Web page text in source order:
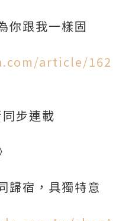
你跟我一樣固
article/162
步連載
歸宿，具獨特意